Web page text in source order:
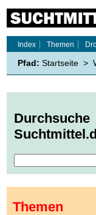
Index
Themen
Pfad: Startseite >
Durchsuche
Themen